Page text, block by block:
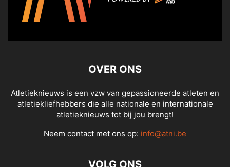
OVER ONS
Atletieknieuws is een vzw van gepassioneerde atleten en
atletiekliefhebbers die alle nationale en internationale
atletieknieuws tot bij jou brengt!
Neem contact met ons op: info@atni.be